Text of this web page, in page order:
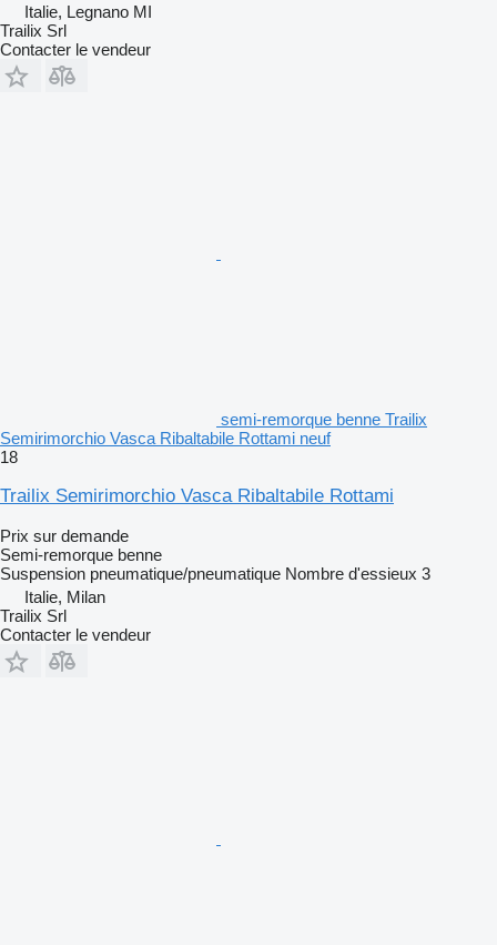
Italie, Legnano MI
Trailix Srl
Contacter le vendeur
semi-remorque benne Trailix
Semirimorchio Vasca Ribaltabile Rottami neuf
18
Trailix Semirimorchio Vasca Ribaltabile Rottami
Prix sur demande
Semi-remorque benne
Suspension pneumatique/pneumatique Nombre d'essieux 3
Italie, Milan
Trailix Srl
Contacter le vendeur